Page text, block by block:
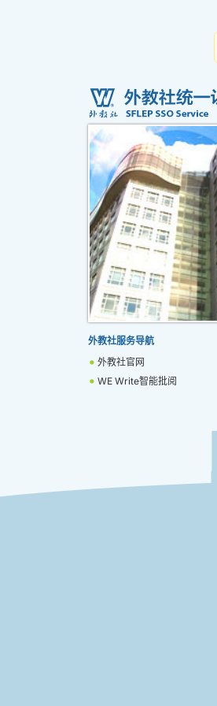
外教社服务导航
外教社官网
WE Write智能批阅